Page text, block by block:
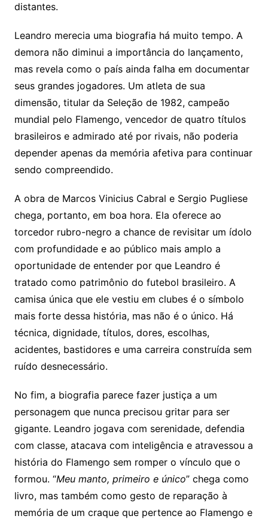
distantes.
Leandro merecia uma biografia há muito tempo. A
demora não diminui a importância do lançamento,
mas revela como o país ainda falha em documentar
seus grandes jogadores. Um atleta de sua
dimensão, titular da Seleção de 1982, campeão
mundial pelo Flamengo, vencedor de quatro títulos
brasileiros e admirado até por rivais, não poderia
depender apenas da memória afetiva para continuar
sendo compreendido.
A obra de Marcos Vinicius Cabral e Sergio Pugliese
chega, portanto, em boa hora. Ela oferece ao
torcedor rubro-negro a chance de revisitar um ídolo
com profundidade e ao público mais amplo a
oportunidade de entender por que Leandro é
tratado como patrimônio do futebol brasileiro. A
camisa única que ele vestiu em clubes é o símbolo
mais forte dessa história, mas não é o único. Há
técnica, dignidade, títulos, dores, escolhas,
acidentes, bastidores e uma carreira construída sem
ruído desnecessário.
No fim, a biografia parece fazer justiça a um
personagem que nunca precisou gritar para ser
gigante. Leandro jogava com serenidade, defendia
com classe, atacava com inteligência e atravessou a
história do Flamengo sem romper o vínculo que o
formou. “Meu manto, primeiro e único” chega como
livro, mas também como gesto de reparação à
memória de um craque que pertence ao Flamengo e